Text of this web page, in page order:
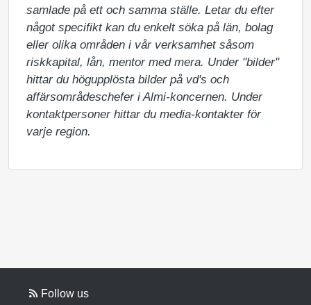
samlade på ett och samma ställe. Letar du efter
något specifikt kan du enkelt söka på län, bolag
eller olika områden i vår verksamhet såsom
riskkapital, lån, mentor med mera. Under "bilder"
hittar du högupplösta bilder på vd's och
affärsområdeschefer i Almi-koncernen. Under
kontaktpersoner hittar du media-kontakter för
varje region.
Follow us